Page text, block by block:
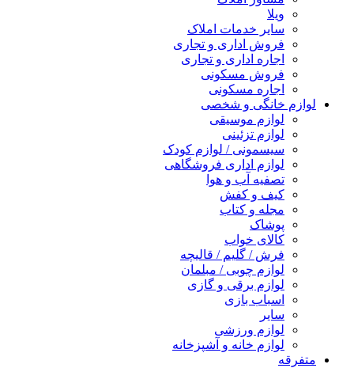
ویلا
سایر خدمات املاک
فروش اداری و تجاری
اجاره اداری و تجاری
فروش مسکونی
اجاره مسکونی
لوازم خانگی و شخصی
لوازم موسیقی
لوازم تزئینی
سیسمونی / لوازم کودک
لوازم اداری فروشگاهی
تصفیه آب و هوا
کیف و کفش
مجله و کتاب
پوشاک
کالای خواب
فرش / گلیم / قالیچه
لوازم چوبی / مبلمان
لوازم برقی و گازی
اسباب بازی
سایر
لوازم ورزشی
لوازم خانه و آشپزخانه
متفرقه